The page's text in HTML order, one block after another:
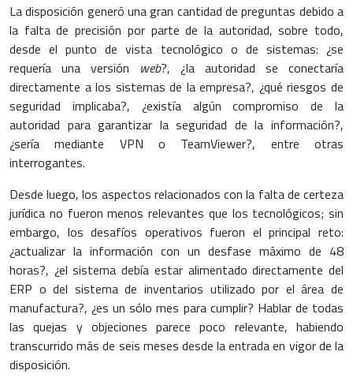
La disposición generó una gran cantidad de preguntas debido a
la falta de precisión por parte de la autoridad, sobre todo,
desde el punto de vista tecnológico o de sistemas: ¿se
requería una versión web?, ¿la autoridad se conectaría
directamente a los sistemas de la empresa?, ¿qué riesgos de
seguridad implicaba?, ¿existía algún compromiso de la
autoridad para garantizar la seguridad de la información?,
¿sería mediante VPN o TeamViewer?, entre otras
interrogantes.
Desde luego, los aspectos relacionados con la falta de certeza
jurídica no fueron menos relevantes que los tecnológicos; sin
embargo, los desafíos operativos fueron el principal reto:
¿actualizar la información con un desfase máximo de 48
horas?, ¿el sistema debía estar alimentado directamente del
ERP o del sistema de inventarios utilizado por el área de
manufactura?, ¿es un sólo mes para cumplir? Hablar de todas
las quejas y objeciones parece poco relevante, habiendo
transcurrido más de seis meses desde la entrada en vigor de la
disposición.